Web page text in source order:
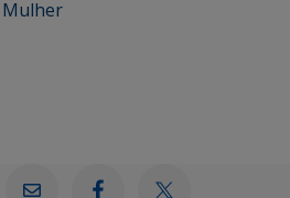
Mulher